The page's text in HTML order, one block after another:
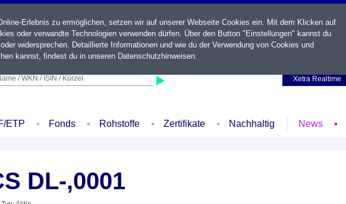
/ WKN / ISIN / Kürzel
Xetra Realtime
ETP Fonds Rohstoffe Zertifikate Nachhaltig News
DL-,0001
Erlebnis zu ermöglichen, setzen wir auf unserer Webseite Cookies ein. Mit dem Klicken auf
oder verwandte Technologien verwenden dürfen. Über den Button "Einstellungen" kannst du
widersprechen. Detaillierte Informationen und wie du der Verwendung von Cookies und
kannst, findest du in unseren Datenschutzhinweisen.